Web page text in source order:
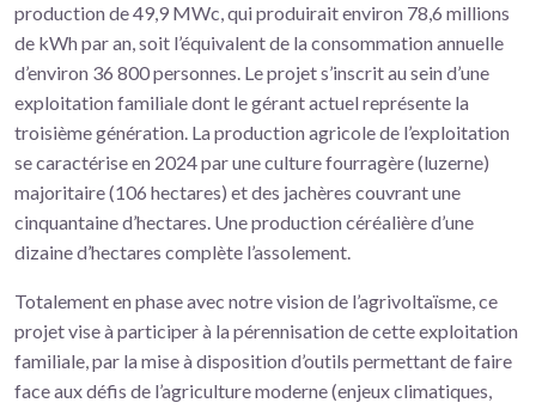
production de 49,9 MWc, qui produirait environ 78,6 millions
de kWh par an, soit l’équivalent de la consommation annuelle
d’environ 36 800 personnes. Le projet s’inscrit au sein d’une
exploitation familiale dont le gérant actuel représente la
troisième génération. La production agricole de l’exploitation
se caractérise en 2024 par une culture fourragère (luzerne)
majoritaire (106 hectares) et des jachères couvrant une
cinquantaine d’hectares. Une production céréalière d’une
dizaine d’hectares complète l’assolement.
Totalement en phase avec notre vision de l’agrivoltaïsme, ce
projet vise à participer à la pérennisation de cette exploitation
familiale, par la mise à disposition d’outils permettant de faire
face aux défis de l’agriculture moderne (enjeux climatiques,